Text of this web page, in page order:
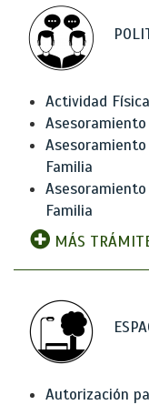
Actividad
Familia
Familia
MÁS
Autorización